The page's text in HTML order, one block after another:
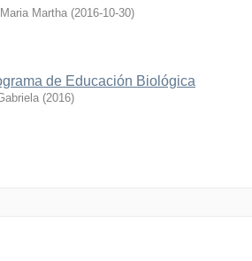
Martha (2016-10-30)
de Educación Biológica
(2016)